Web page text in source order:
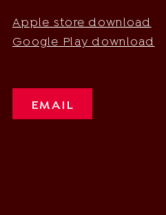
Apple store download
Google Play download
EMAIL